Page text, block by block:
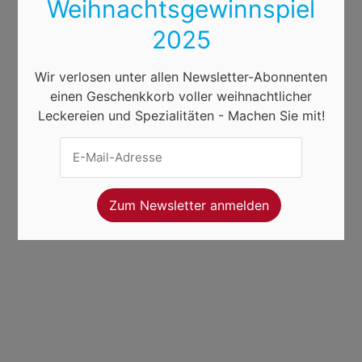
Weihnachtsgewinnspiel
2025
Wir verlosen unter allen Newsletter-Abonnenten
einen Geschenkkorb voller weihnachtlicher
Leckereien und Spezialitäten - Machen Sie mit!